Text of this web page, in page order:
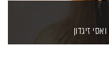
ואסי זיגדון